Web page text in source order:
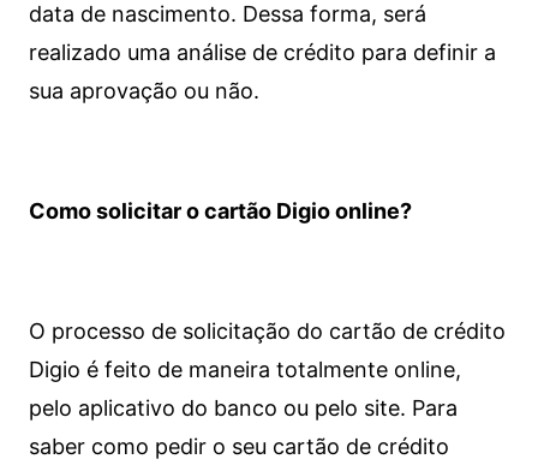
data de nascimento. Dessa forma, será
realizado uma análise de crédito para definir a
sua aprovação ou não.
Como solicitar o cartão Digio online?
O processo de solicitação do cartão de crédito
Digio é feito de maneira totalmente online,
pelo aplicativo do banco ou pelo site. Para
saber como pedir o seu cartão de crédito